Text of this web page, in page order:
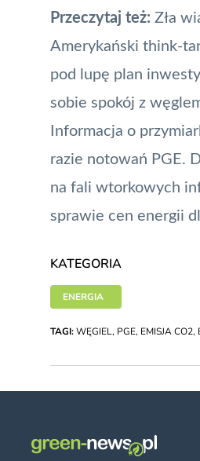
Przeczytaj też: Zła
Amerykański think-
pod lupę plan
sobie spokój z
Informacja o
razie notowań PGE.
na fali wtorkowych
sprawie cen energii
KATEGORIA
ENERGIA
TAGI:WĘGIEL, PGE, EMISJA CO2,